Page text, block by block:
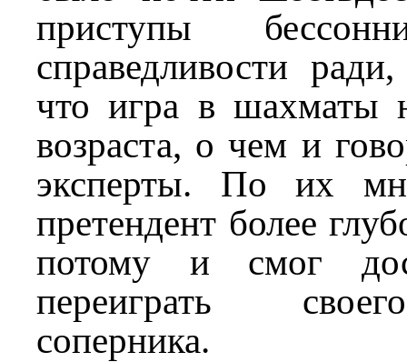
приступы
справедливости
что игра в шахматы
возраста, о чем и
эксперты. По их
претендент более
потому и смог
переиграть
соперника.